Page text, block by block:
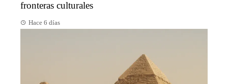
fronteras culturales
Hace 6 días